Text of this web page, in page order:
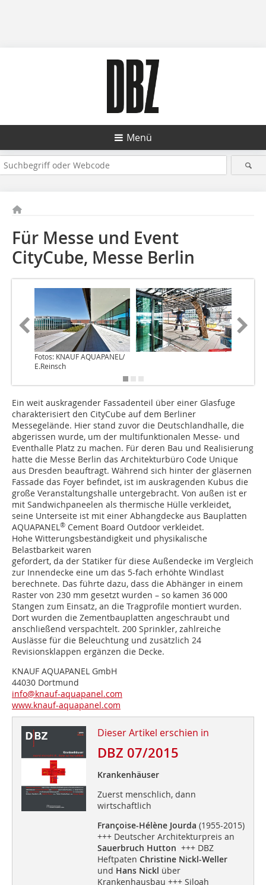
Menü
Für Messe und Event
CityCube, Messe Berlin
Fotos: KNAUF AQUAPANEL/
E.Reinsch
Ein weit auskragender Fassadenteil über einer Glasfuge
charakterisiert den CityCube auf dem Berliner
Messegelände. Hier stand zuvor die Deutschlandhalle, die
abgerissen wurde, um der multifunktionalen Messe- und
Eventhalle Platz zu machen. Für deren Bau und Realisierung
hatte die Messe Berlin das Architekturbüro Code Unique
aus Dresden beauftragt. Während sich hinter der gläsernen
Fassade das Foyer befindet, ist im auskragenden Kubus die
große Veranstaltungshalle untergebracht. Von außen ist er
mit Sandwichpaneelen als thermische Hülle verkleidet,
seine Unterseite ist mit einer Abhangdecke aus Bauplatten
AQUAPANEL® Cement Board Outdoor verkleidet.
Hohe Witterungsbeständigkeit und physikalische
Belastbarkeit waren
gefordert, da der Statiker für diese Außendecke im Vergleich
zur Innen­decke eine um das 5-fach erhöhte Windlast
berechnete. Das führte dazu, dass die Abhänger in einem
Raster von 230 mm gesetzt wurden – so kamen 36 000
Stangen zum Einsatz, an die Tragprofile montiert wurden.
Dort wurden die Zementbauplatten angeschraubt und
anschließend verspachtelt. 200 Sprinkler, zahlreiche
Auslässe für die Beleuchtung und zusätzlich 24
Revisionsklappen ergänzen die Decke.
KNAUF AQUAPANEL GmbH
44030 Dortmund
info@knauf-aquapanel.com
www.knauf-aquapanel.com
Dieser Artikel erschien in
DBZ 07/2015
Krankenhäuser
Zuerst menschlich, dann
wirtschaftlich
Françoise-Hélène Jourda (1955-2015)
+++ Deutscher Architekturpreis an
Sauerbruch Hutton +++ DBZ
Heftpaten Christine Nickl-Weller
und Hans Nickl über
Krankenhausbau +++ Siloah